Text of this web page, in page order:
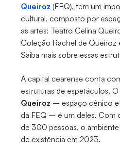
Queiroz (FEQ), tem um
cultural, composto por
as artes: Teatro Celina
Coleção Rachel de Queiroz
Saiba mais sobre essas
A capital cearense conta
estruturas de espetáculos. O
Queiroz – espaço cênico e
da FEQ – é um deles. Com
de 300 pessoas, o
de existência em 2023.